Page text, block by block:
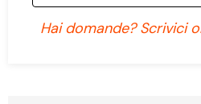
Hai domande? Scrivici